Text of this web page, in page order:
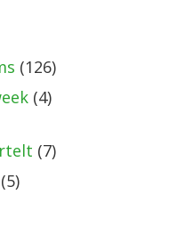
(126)
(4)
(7)
(5)